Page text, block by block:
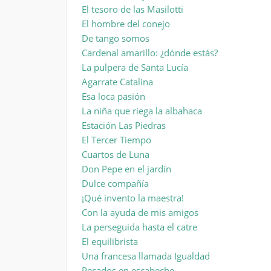
El tesoro de las Masilotti
El hombre del conejo
De tango somos
Cardenal amarillo: ¿dónde estás?
La pulpera de Santa Lucía
Agarrate Catalina
Esa loca pasión
La niña que riega la albahaca
Estación Las Piedras
El Tercer Tiempo
Cuartos de Luna
Don Pepe en el jardín
Dulce compañía
¡Qué invento la maestra!
Con la ayuda de mis amigos
La perseguida hasta el catre
El equilibrista
Una francesa llamada Igualdad